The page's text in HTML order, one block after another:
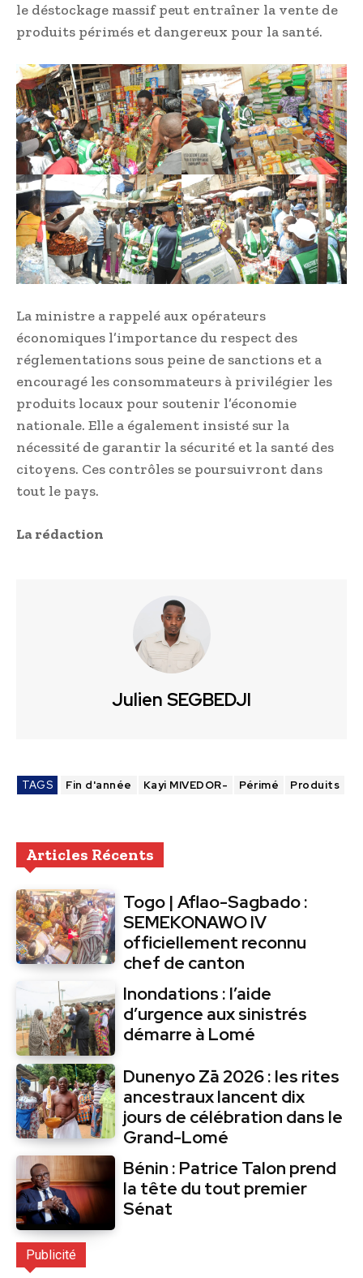
le déstockage massif peut entraîner la vente de
produits périmés et dangereux pour la santé.
La ministre a rappelé aux opérateurs
économiques l’importance du respect des
réglementations sous peine de sanctions et a
encouragé les consommateurs à privilégier les
produits locaux pour soutenir l’économie
nationale. Elle a également insisté sur la
nécessité de garantir la sécurité et la santé des
citoyens. Ces contrôles se poursuivront dans
tout le pays.
La rédaction
Julien SEGBEDJI
TAGS Fin d'année Kayi MIVEDOR- Périmé Produits
Articles Récents
Togo | Aflao-Sagbado :
SEMEKONAWO IV
officiellement reconnu
chef de canton
Inondations : l’aide
d’urgence aux sinistrés
démarre à Lomé
Dunenyo Zā 2026 : les rites
ancestraux lancent dix
jours de célébration dans le
Grand-Lomé
Bénin : Patrice Talon prend
la tête du tout premier
Sénat
Publicité